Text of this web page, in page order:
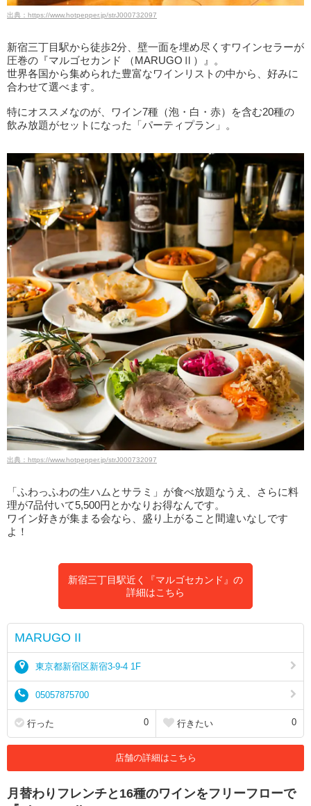
出典：https://www.hotpepper.jp/strJ000732097
新宿三丁目駅から徒歩2分、壁一面を埋め尽くすワインセラーが
圧巻の『マルゴセカンド （MARUGOⅡ）』。
世界各国から集められた豊富なワインリストの中から、好みに
合わせて選べます。
特にオススメなのが、ワイン7種（泡・白・赤）を含む20種の
飲み放題がセットになった「パーティプラン」。
出典：https://www.hotpepper.jp/strJ000732097
「ふわっふわの生ハムとサラミ」が食べ放題なうえ、さらに料
理が7品付いて5,500円とかなりお得なんです。
ワイン好きが集まる会なら、盛り上がること間違いなしです
よ！
新宿三丁目駅近く『マルゴセカンド』の
詳細はこちら
MARUGO II
東京都新宿区新宿3-9-4 1F
05057875700
行った 0 行きたい 0
店舗の詳細はこちら
月替わりフレンチと16種のワインをフリーフローで